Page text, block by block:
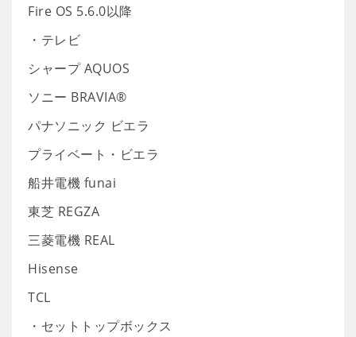
Fire OS 5.6.0以降
・テレビ
シャープ AQUOS
ソニー BRAVIA®
パナソニック ビエラ
プライベート・ビエラ
船井電機 funai
東芝 REGZA
三菱電機 REAL
Hisense
TCL
・セットトップボックス